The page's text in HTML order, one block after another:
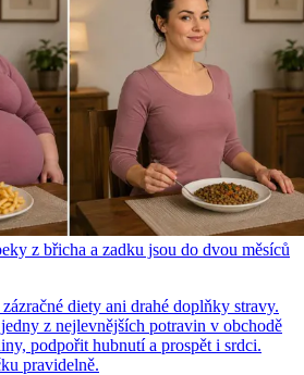
z břicha a zadku jsou do dvou měsíců
diety ani drahé doplňky stravy.
z nejlevnějších potravin v obchodě
podpořit hubnutí a prospět i srdci.
pravidelně.